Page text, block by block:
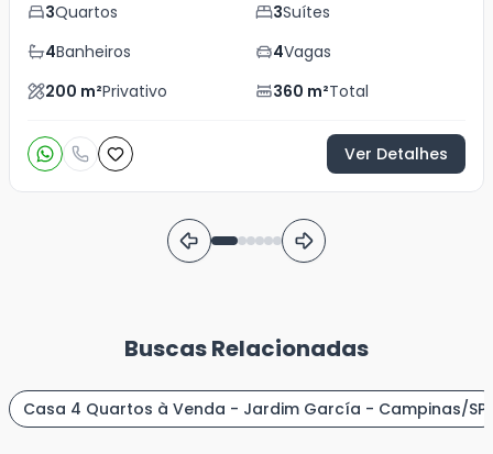
3Quartos 3Suítes
4Banheiros 4Vagas
200 m²Privativo 360 m²Total
Ver Detalhes
Buscas Relacionadas
Casa 4 Quartos à Venda - Jardim García - Campinas/SP